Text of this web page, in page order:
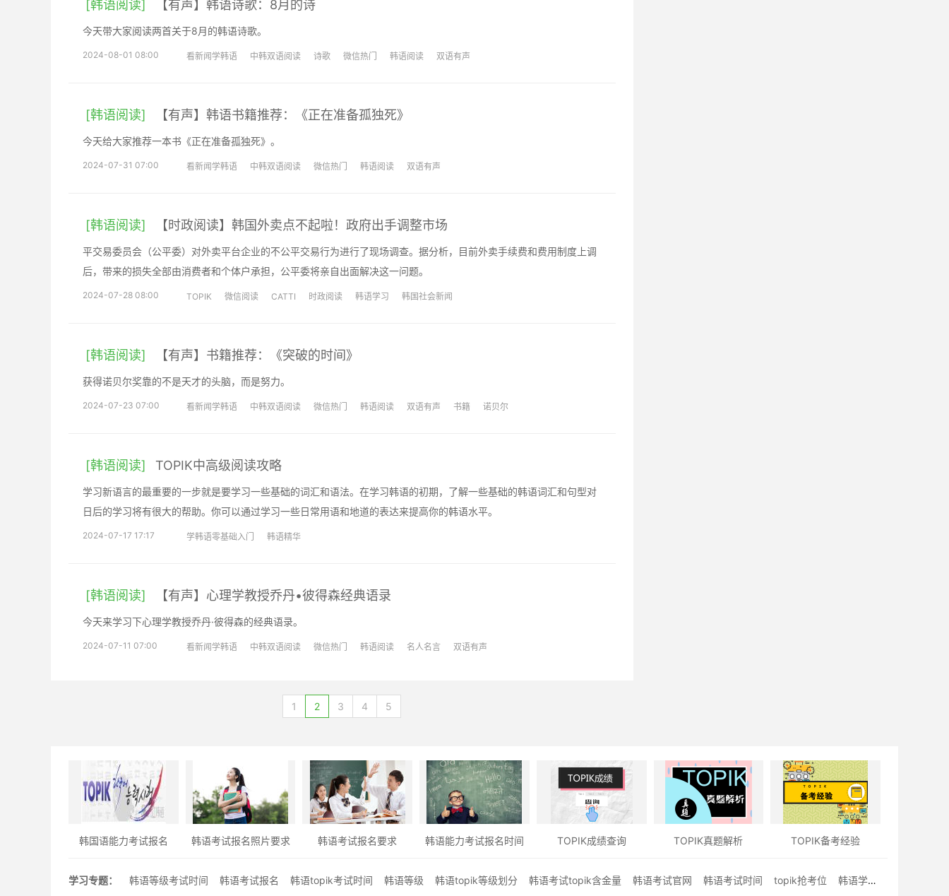
[韩语阅读] 【有声】韩语诗歌：8月的诗
今天带大家阅读两首关于8月的韩语诗歌。
2024-08-01 08:00 看新闻学韩语 中韩双语阅读 诗歌 微信热门 韩语阅读 双语有声
[韩语阅读] 【有声】韩语书籍推荐：《正在准备孤独死》
今天给大家推荐一本书《正在准备孤独死》。
2024-07-31 07:00 看新闻学韩语 中韩双语阅读 微信热门 韩语阅读 双语有声
[韩语阅读] 【时政阅读】韩国外卖点不起啦！政府出手调整市场
平交易委员会（公平委）对外卖平台企业的不公平交易行为进行了现场调查。据分析，目前外卖手续费和费用制度上调
后，带来的损失全部由消费者和个体户承担，公平委将亲自出面解决这一问题。
2024-07-28 08:00 TOPIK 微信阅读 CATTI 时政阅读 韩语学习 韩国社会新闻
[韩语阅读] 【有声】书籍推荐：《突破的时间》
获得诺贝尔奖靠的不是天才的头脑，而是努力。
2024-07-23 07:00 看新闻学韩语 中韩双语阅读 微信热门 韩语阅读 双语有声 书籍 诺贝尔
[韩语阅读] TOPIK中高级阅读攻略
学习新语言的最重要的一步就是要学习一些基础的词汇和语法。在学习韩语的初期，了解一些基础的韩语词汇和句型对
日后的学习将有很大的帮助。你可以通过学习一些日常用语和地道的表达来提高你的韩语水平。
2024-07-17 17:17 学韩语零基础入门 韩语精华
[韩语阅读] 【有声】心理学教授乔丹•彼得森经典语录
今天来学习下心理学教授乔丹·彼得森的经典语录。
2024-07-11 07:00 看新闻学韩语 中韩双语阅读 微信热门 韩语阅读 名人名言 双语有声
1 2 3 4 5
韩国语能力考试报名 韩语考试报名照片要求 韩语考试报名要求 韩语能力考试报名时间 TOPIK成绩查询 TOPIK真题解析 TOPIK备考经验
学习专题： 韩语等级考试时间 韩语考试报名 韩语topik考试时间 韩语等级 韩语topik等级划分 韩语考试topik含金量 韩语考试官网 韩语考试时间 topik抢考位 韩语学习经验文